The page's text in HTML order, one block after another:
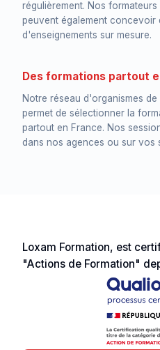
régulièrement. Nos
peuvent également concevoir
d'enseignements sur mesure.
Des formations partout
Notre réseau d'organismes
permet de sélectionner la
partout en France. Nos
dans nos agences ou sur vos
Loxam Formation, est
"Actions de Formation"